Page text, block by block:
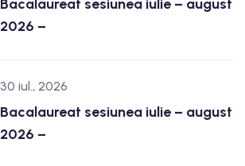
Bacalaureat sesiunea iulie – august
2026 –
30 iul., 2026
Bacalaureat sesiunea iulie – august
2026 –